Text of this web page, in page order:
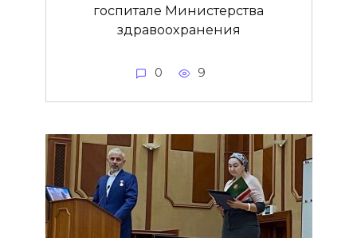
госпитале Министерства
здравоохранения
0 9